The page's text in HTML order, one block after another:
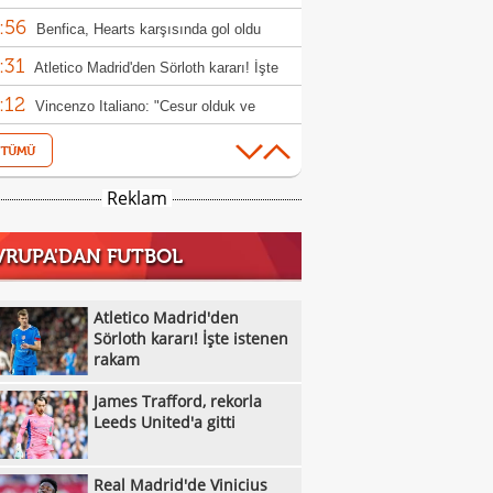
Benfica, Hearts karşısında gol oldu
Atletico Madrid'den Sörloth kararı! İşte
rakam
Vincenzo Italiano: "Cesur olduk ve
Alexander Nübel: "Gol atmışız gibi
Filenin Sultanları'ndan güçlü prova
kadrosuna kattı
Beşiktaş'tan Avrupa'da dalya zaferi
Emirhan Topçu: "Topun oraya geleceğini
Semih Kılıçsoy: "Beşiktaş'ı çok
Beşiktaş'ta inanılmaz rakam: Alexander
10 kişi kalan Beşiktaş'tan Avrupa'da 100.
Reklam
FUTBOL
Atletico Madrid'den
Sörloth kararı! İşte istenen
rakam
James Trafford, rekorla
Leeds United'a gitti
Real Madrid'de Vinicius